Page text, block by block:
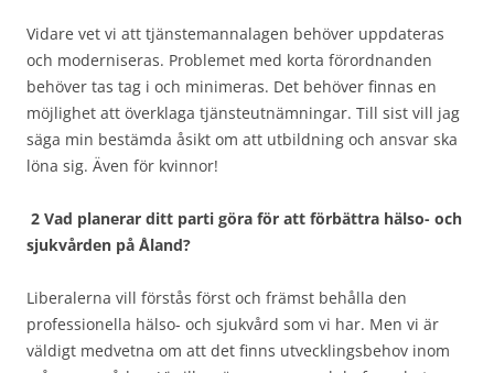
Vidare vet vi att tjänstemannalagen behöver uppdateras
och moderniseras. Problemet med korta förordnanden
behöver tas tag i och minimeras. Det behöver finnas en
möjlighet att överklaga tjänsteutnämningar. Till sist vill jag
säga min bestämda åsikt om att utbildning och ansvar ska
löna sig. Även för kvinnor!
2 Vad planerar ditt parti göra för att förbättra hälso- och
sjukvården på Åland?
Liberalerna vill förstås först och främst behålla den
professionella hälso- och sjukvård som vi har. Men vi är
väldigt medvetna om att det finns utvecklingsbehov inom